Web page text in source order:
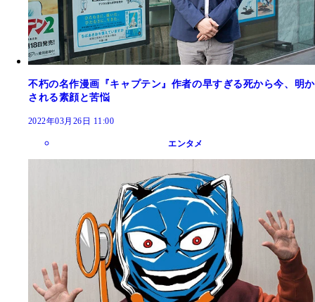
不朽の名作漫画『キャプテン』作者の早すぎる死から今、明か
される素顔と苦悩
2022年03月26日 11:00
エンタメ